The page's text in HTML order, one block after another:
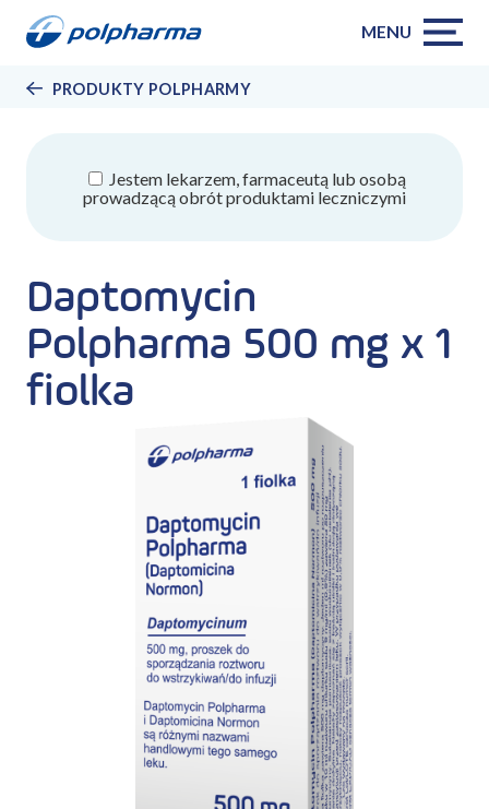
MENU
PRODUKTY POLPHARMY
Jestem lekarzem, farmaceutą lub osobą
prowadzącą obrót produktami leczniczymi
Daptomycin
Polpharma 500 mg x 1
fiolka